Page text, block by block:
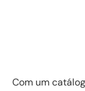
Com um